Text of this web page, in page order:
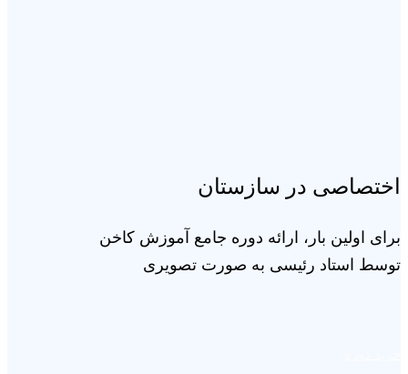
اختصاصی در سازستان
برای اولین بار، ارائه دوره جامع آموزش کاخن
توسط استاد رئیسی به صورت تصویری